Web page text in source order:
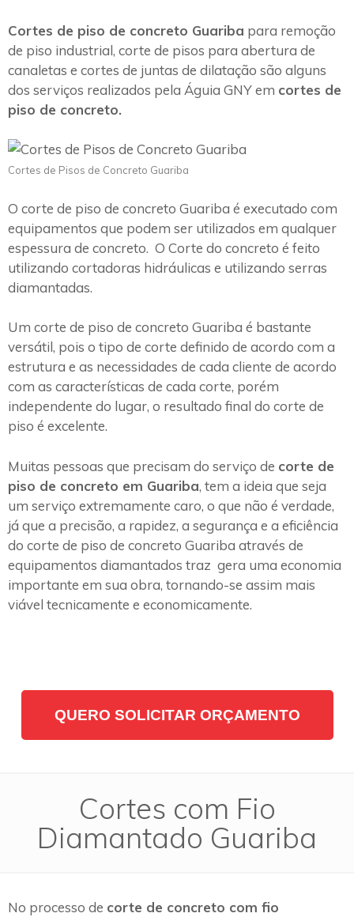
Cortes de piso de concreto Guariba para remoção
de piso industrial, corte de pisos para abertura de
canaletas e cortes de juntas de dilatação são alguns
dos serviços realizados pela Águia GNY em cortes de
piso de concreto.
Cortes de Pisos de Concreto Guariba
O corte de piso de concreto Guariba é executado com
equipamentos que podem ser utilizados em qualquer
espessura de concreto. O Corte do concreto é feito
utilizando cortadoras hidráulicas e utilizando serras
diamantadas.
Um corte de piso de concreto Guariba é bastante
versátil, pois o tipo de corte definido de acordo com a
estrutura e as necessidades de cada cliente de acordo
com as características de cada corte, porém
independente do lugar, o resultado final do corte de
piso é excelente.
Muitas pessoas que precisam do serviço de corte de
piso de concreto em Guariba, tem a ideia que seja
um serviço extremamente caro, o que não é verdade,
já que a precisão, a rapidez, a segurança e a eficiência
do corte de piso de concreto Guariba através de
equipamentos diamantados traz gera uma economia
importante em sua obra, tornando-se assim mais
viável tecnicamente e economicamente.
QUERO SOLICITAR ORÇAMENTO
Cortes com Fio
Diamantado Guariba
No processo de corte de concreto com fio